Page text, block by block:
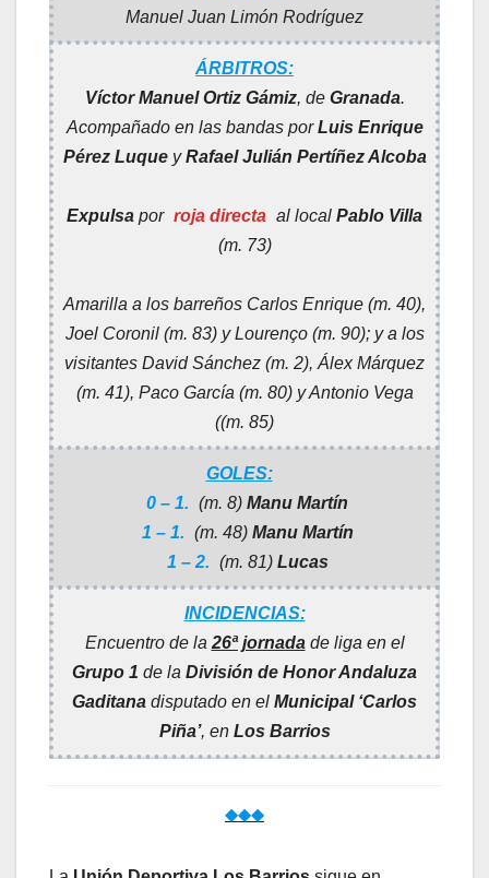
Manuel Juan Limón Rodríguez
ÁRBITROS:
Víctor Manuel Ortiz Gámiz, de Granada.
Acompañado en las bandas porLuis Enrique
Pérez LuqueyRafael Julián Pertíñez Alcoba
Expulsa por roja directa al local Pablo Villa
(m. 73)
Amarilla a los barreños Carlos Enrique (m. 40),
Joel Coronil (m. 83) y Lourenço (m. 90); y a los
visitantes David Sánchez (m. 2), Álex Márquez
(m. 41), Paco García (m. 80) y Antonio Vega
((m. 85)
GOLES:
0 – 1. (m. 8) Manu Martín
1 – 1. (m. 48) Manu Martín
1 – 2. (m. 81) Lucas
INCIDENCIAS:
Encuentro de la 26ª jornadade liga en el
Grupo 1 de la División de Honor Andaluza
Gaditana disputado en el Municipal ‘Carlos
Piña’, en Los Barrios
◆◆◆